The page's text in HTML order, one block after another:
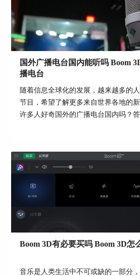
图5：默认设备设
通过以上的介绍，相信大家已经
间模式”有了比较深刻的了解。
时也能保证他人休息的环境。
国外广播电台国内能听吗 Boom
播电台
随着信息全球化的发展，越来越多的
节目，希望了解更多来自世界各地的
许多人好奇国外的广播电台国内吗？
Boom 3D这款软件就可以做到，那么
Boom 3D有必要买吗 Boom 3D怎
音乐是人类生活中不可或缺的一部分